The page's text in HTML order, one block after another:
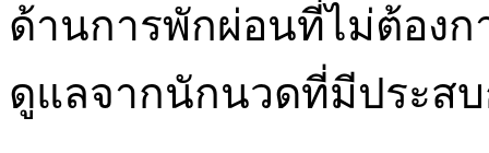
ด้านการพักผ่อนที่ไม่ต้องก
ดูแลจากนักนวดที่มีประ